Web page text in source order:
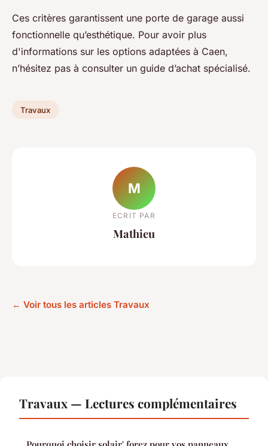
Ces critères garantissent une porte de garage aussi
fonctionnelle qu’esthétique. Pour avoir plus
d'informations sur les options adaptées à Caen,
n’hésitez pas à consulter un guide d’achat spécialisé.
Travaux
M
ECRIT PAR
Mathieu
← Voir tous les articles Travaux
Travaux — Lectures complémentaires